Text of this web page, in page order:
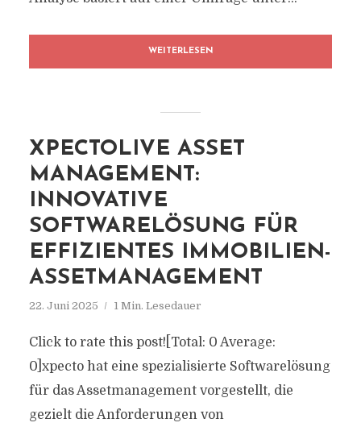
WEITERLESEN
XPECTOLIVE ASSET
MANAGEMENT:
INNOVATIVE
SOFTWARELÖSUNG FÜR
EFFIZIENTES IMMOBILIEN-
ASSETMANAGEMENT
22. Juni 2025 1 Min. Lesedauer
Click to rate this post![Total: 0 Average:
0]xpecto hat eine spezialisierte Softwarelösung
für das Assetmanagement vorgestellt, die
gezielt die Anforderungen von